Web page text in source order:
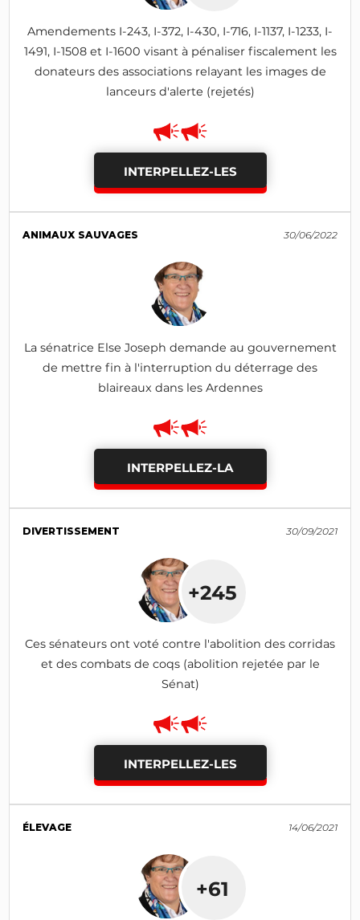
Amendements I-243, I-372, I-430, I-716, I-1137, I-1233, I-
1491, I-1508 et I-1600 visant à pénaliser fiscalement les
donateurs des associations relayant les images de
lanceurs d'alerte (rejetés)
INTERPELLEZ-LES
ANIMAUX SAUVAGES 30/06/2022
La sénatrice Else Joseph demande au gouvernement
de mettre fin à l'interruption du déterrage des
blaireaux dans les Ardennes
INTERPELLEZ-LA
DIVERTISSEMENT 30/09/2021
+245
Ces sénateurs ont voté contre l'abolition des corridas
et des combats de coqs (abolition rejetée par le
Sénat)
INTERPELLEZ-LES
ÉLEVAGE 14/06/2021
+61